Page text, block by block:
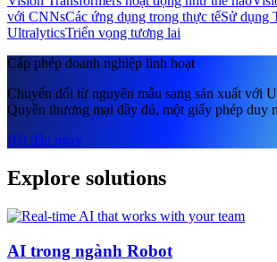
với CNNsCác ứng dụng trong thực tếSử dụng
UltralyticsTriển vọng tương lai
Cấp phép doanh nghiệp linh hoạt
Chuyển đổi từ nguyên mẫu sang sản xuất với
Quyền thương mại đầy đủ, một giấy phép duy
Bắt đầu ngay
Explore solutions
AI trong ngành Robot